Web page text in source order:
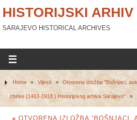
HISTORIJSKI
SARAJEVO HISTORICAL ARCHIVES
Home » Vijesti » Otvorena izložba "Bošnjaci,
zbirke (1463-1918.) Historijskog arhiva Sarajevo" »
« OTVORENA IZLOŽBA “BOŠNJACI,